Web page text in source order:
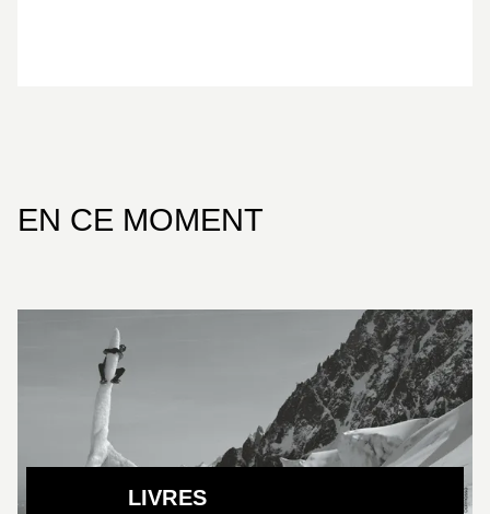
EN CE MOMENT
LIVRES